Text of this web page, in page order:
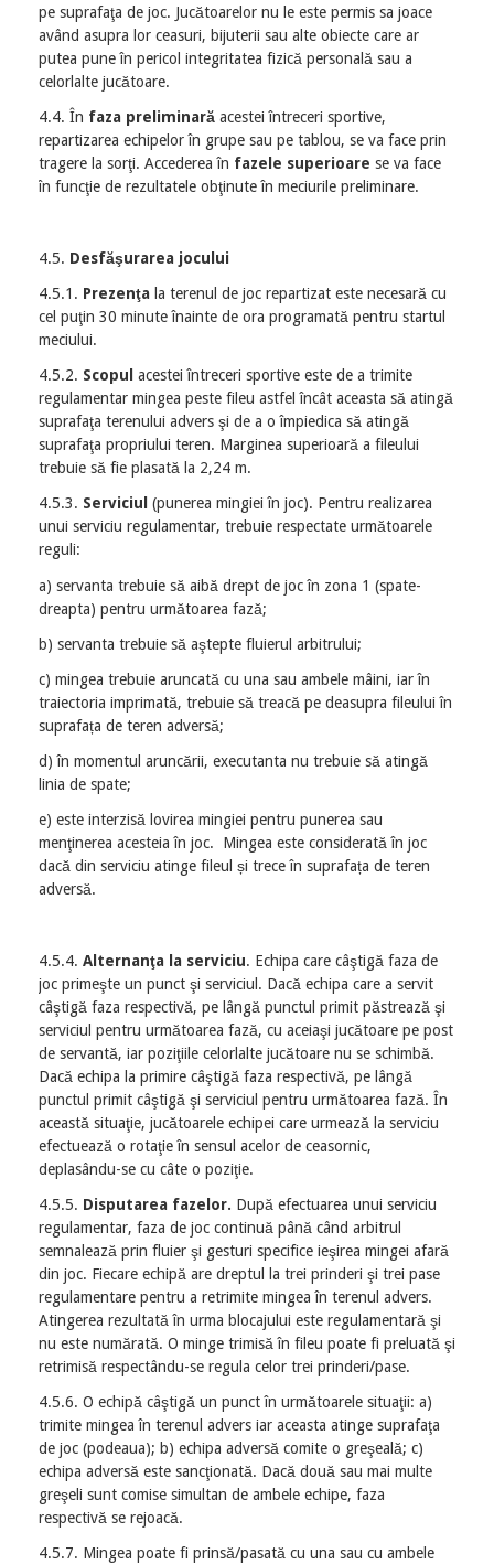
pe suprafaţa de joc. Jucătoarelor nu le este permis sa joace
având asupra lor ceasuri, bijuterii sau alte obiecte care ar
putea pune în pericol integritatea fizică personală sau a
celorlalte jucătoare.
4.4. În faza preliminară acestei întreceri sportive,
repartizarea echipelor în grupe sau pe tablou, se va face prin
tragere la sorţi. Accederea în fazele superioare se va face
în funcţie de rezultatele obţinute în meciurile preliminare.
4.5. Desfăşurarea jocului
4.5.1. Prezenţa la terenul de joc repartizat este necesară cu
cel puţin 30 minute înainte de ora programată pentru startul
meciului.
4.5.2. Scopul acestei întreceri sportive este de a trimite
regulamentar mingea peste fileu astfel încât aceasta să atingă
suprafaţa terenului advers şi de a o împiedica să atingă
suprafaţa propriului teren. Marginea superioară a fileului
trebuie să fie plasată la 2,24 m.
4.5.3. Serviciul (punerea mingiei în joc). Pentru realizarea
unui serviciu regulamentar, trebuie respectate următoarele
reguli:
a) servanta trebuie să aibă drept de joc în zona 1 (spate-
dreapta) pentru următoarea fază;
b) servanta trebuie să aştepte fluierul arbitrului;
c) mingea trebuie aruncată cu una sau ambele mâini, iar în
traiectoria imprimată, trebuie să treacă pe deasupra fileului în
suprafața de teren adversă;
d) în momentul aruncării, executanta nu trebuie să atingă
linia de spate;
e) este interzisă lovirea mingiei pentru punerea sau
menţinerea acesteia în joc. Mingea este considerată în joc
dacă din serviciu atinge fileul și trece în suprafața de teren
adversă.
4.5.4. Alternanţa la serviciu. Echipa care câştigă faza de
joc primeşte un punct şi serviciul. Dacă echipa care a servit
câştigă faza respectivă, pe lângă punctul primit păstrează şi
serviciul pentru următoarea fază, cu aceiaşi jucătoare pe post
de servantă, iar poziţiile celorlalte jucătoare nu se schimbă.
Dacă echipa la primire câştigă faza respectivă, pe lângă
punctul primit câştigă şi serviciul pentru următoarea fază. În
această situaţie, jucătoarele echipei care urmează la serviciu
efectuează o rotaţie în sensul acelor de ceasornic,
deplasându-se cu câte o poziţie.
4.5.5. Disputarea fazelor. După efectuarea unui serviciu
regulamentar, faza de joc continuă până când arbitrul
semnalează prin fluier şi gesturi specifice ieşirea mingei afară
din joc. Fiecare echipă are dreptul la trei prinderi şi trei pase
regulamentare pentru a retrimite mingea în terenul advers.
Atingerea rezultată în urma blocajului este regulamentară şi
nu este numărată. O minge trimisă în fileu poate fi preluată şi
retrimisă respectându-se regula celor trei prinderi/pase.
4.5.6. O echipă câştigă un punct în următoarele situaţii: a)
trimite mingea în terenul advers iar aceasta atinge suprafaţa
de joc (podeaua); b) echipa adversă comite o greşeală; c)
echipa adversă este sancţionată. Dacă două sau mai multe
greşeli sunt comise simultan de ambele echipe, faza
respectivă se rejoacă.
4.5.7. Mingea poate fi prinsă/pasată cu una sau cu ambele